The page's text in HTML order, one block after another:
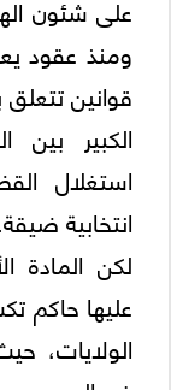
على شئون
ومنذ عقود
قوانين
الكبير
استغلال
انتخابية
لكن المادة
عليها حاكم
الولايات،